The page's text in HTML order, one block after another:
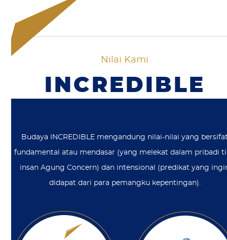
Nilai Kami
INCREDIBLE
Budaya INCREDIBLE mengandung nilai-nilai yang
fundamental atau mendasar (yang melekat dalam pribadi
insan Agung Concern) dan intensional (predikat yang
didapat dari para pemangku kepentingan).